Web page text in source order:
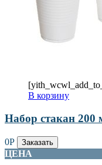
В корзину
Набор стакан 200
0Р Заказать
ЦЕНА